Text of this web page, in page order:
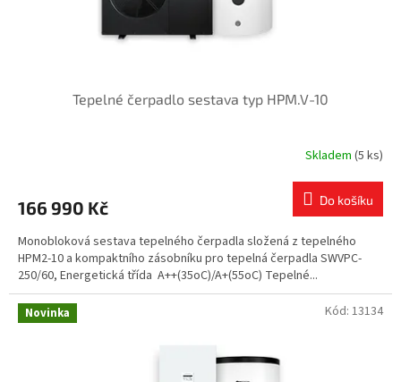
Tepelné čerpadlo sestava typ HPM.V-10
Skladem (5 ks)
166 990 Kč Do košíku
Monobloková sestava tepelného čerpadla složená z tepelného
HPM2-10 a kompaktního zásobníku pro tepelná čerpadla SWVPC-
250/60, Energetická třída A++(35oC)/A+(55oC) Tepelné...
Novinka Kód: 13134